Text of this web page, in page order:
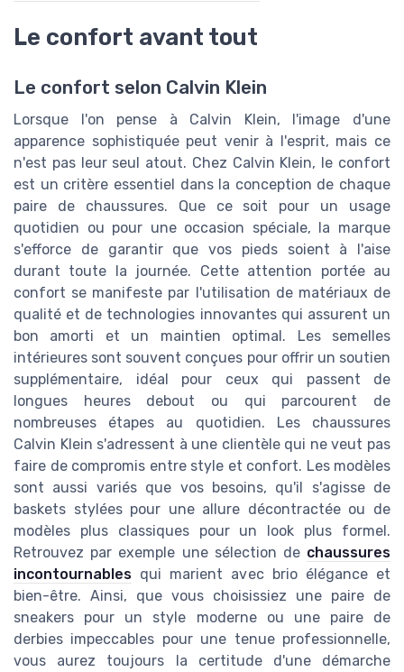
Le confort avant tout
Le confort selon Calvin Klein
Lorsque l'on pense à Calvin Klein, l'image d'une
apparence sophistiquée peut venir à l'esprit, mais ce
n'est pas leur seul atout. Chez Calvin Klein, le confort
est un critère essentiel dans la conception de chaque
paire de chaussures. Que ce soit pour un usage
quotidien ou pour une occasion spéciale, la marque
s'efforce de garantir que vos pieds soient à l'aise
durant toute la journée. Cette attention portée au
confort se manifeste par l'utilisation de matériaux de
qualité et de technologies innovantes qui assurent un
bon amorti et un maintien optimal. Les semelles
intérieures sont souvent conçues pour offrir un soutien
supplémentaire, idéal pour ceux qui passent de
longues heures debout ou qui parcourent de
nombreuses étapes au quotidien. Les chaussures
Calvin Klein s'adressent à une clientèle qui ne veut pas
faire de compromis entre style et confort. Les modèles
sont aussi variés que vos besoins, qu'il s'agisse de
baskets stylées pour une allure décontractée ou de
modèles plus classiques pour un look plus formel.
Retrouvez par exemple une sélection de chaussures
incontournables qui marient avec brio élégance et
bien-être. Ainsi, que vous choisissiez une paire de
sneakers pour un style moderne ou une paire de
derbies impeccables pour une tenue professionnelle,
vous aurez toujours la certitude d'une démarche